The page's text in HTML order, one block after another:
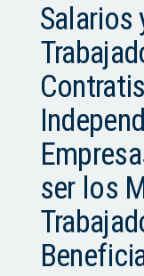
Salarios
ser los